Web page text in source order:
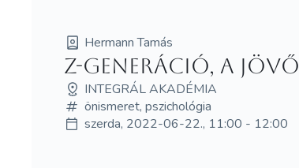
Hermann Tamás
Z-generáció, a jövő
INTEGRÁL AKADÉMIA
önismeret, pszichológia
szerda, 2022-06-22., 11:00 - 12:00